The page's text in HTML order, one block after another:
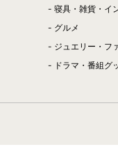
寝具・雑貨・イ
グルメ
ジュエリー・フ
ドラマ・番組グ